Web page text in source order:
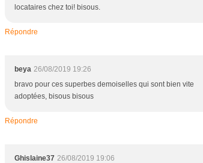
locataires chez toi! bisous.
Répondre
beya 26/08/2019 19:26
bravo pour ces superbes demoiselles qui sont bien vite
adoptées, bisous bisous
Répondre
Ghislaine37 26/08/2019 19:06